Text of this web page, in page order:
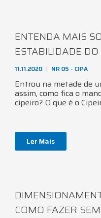
ENTENDA MAIS
ESTABILIDADE DO
11.11.2020 NR 05 - CIPA
Entrou na metade de
assim, como fica o
cipeiro? O que é o
Ler Mais
COMO FAZER